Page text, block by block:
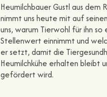
Heumilchbauer Gustl aus dem
nimmt uns heute mit auf
uns, warum Tierwohl für ihn
Stellenwert einnimmt und
er setzt, damit die
Heumilchkühe erhalten bleibt
gefördert wird.